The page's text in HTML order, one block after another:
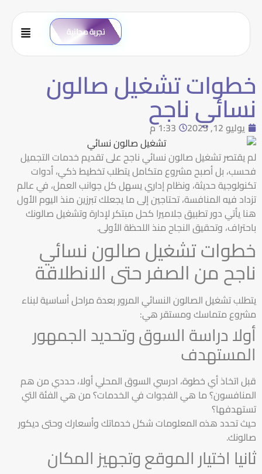
تجربة مجانية
خطوات تشغيل صالون
نسائي ناجح
يوليو 12, 2025
1:33 م
لم يقتصر تشغيل صالون نسائي ناجح على تقديم خدمات التجميل
فحسب، بل أصبح مشروع متكامل يتطلب تخطيط ذكي، أدوات
تكنولوجية حديثة، ونظام إداري يسهل كل جوانب العمل، في عالم
تزداد فيه المنافسة، تحتاجين إلى ما يجعلك تبرزين منذ اليوم الأول
هنا يأتي دور تطبيق جلاميرا كحل مبتكر لإدارة وتشغيل صالونك
باحتراف، وتحقيق النجاح منذ اللحظة الأولى.
خطوات تشغيل صالون نسائي
ناجح من الصفر حتى الانطلاقة
يتطلب تشغيل الصالون النسائي المرور بعدة مراحل أساسية لبناء
مشروع متماسك ومستقر هي:
أولا دراسة السوق وتحديد الجمهور
المستهدف
قبل اتخاذ أي خطوة، ادرسي السوق المحلي أولا، حددي من هم
المنافسون؟ ما هي الفجوات في الخدمات؟ من هي الفئة التي
تستهدفها؟
حيث تحدد هذه المعلومات شكل خدماتك وأسعارك وحتى ديكور
صالونك.
ثانيا اختيار الموقع وتجهيز المكان